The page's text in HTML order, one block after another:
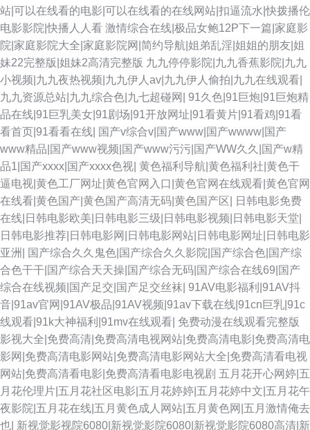
91性交A片 97在线超碰综合 91成人电影院 99re欧美精品 69福利导航 日韩
ab片 韩日撸在线视频 老湿影院免费看 五月天色图 天天草网 欧美性爱中文字
幕 青青综合操网 伊人超碰在线 成人不卡a人电影 超碰在线女人 美女91乱搞
网站 国产91网址 操逼福利社 传媒视频在线入口 国产福利久久精品 国产AV
线上 欧美一级性爱a片 欧美白丝在线 97熟女资源站 日韩欧美国产综合 九九
黄色片性爱 日本香蕉网 91视频夫妻 久久婷婷香蕉青青 日韩无遮挡 激情在线
网 国产精v色 操逼一级片色片 欧美久草在线 操逼福利 久久伊人国产精品 天
堂福利社 91欧日 国产福利区视频 超碰人人在线 日本不卡不卡不卡 91va在
线视频 影音资源欧美性爱 午夜狼窝AV 超碰97资源共享 51AV视频 伊人久久
青草伊人 肏屄勉费视频 天天干天天橾穴 91巨炮网站 国产三级在线 东京热激
情影院 午夜操逼剧场 日韩男女 豆花影视无码黄色 日韩淫色网 成人α在线 青
娱乐AV网站 色色AV久久 久草在线资源网 黄色AV激情影院 99福利网站 欧美
站|可以在线看的电影|可以在线看的在线网站|扣逼流水|快拨播伦
电影影院|快播人人看 激情综合在线|极品女鲍12P下一篇|家庭影
院|家庭影院大全|家庭影院网|简约导航|姐弟乱淫|姐姐的朋友|姐
妹22完整版|姐妹2高清完整版 九九停停影院|九九香蕉影院|九九
小视频|九九夜热视频|九九伊人av|九九伊人偷拍|九九在线观看|
九九资源总站|九九综合色|九七超碰网|
91久色|91巨炮|91巨炮精
品在线|91巨乳美女|91剧场|91开放网址|91看黄片|91看鸡|91看
看首页|91看看在线| 国产v综合v|国产www|国产wwww|国产
www精品|国产www视频|国产www污污|国产WW久久|国产w精
品1|国产xxxx|国产xxxx色视| 黄色福利导航|黄色福利社|黄色干
逼电视|黄色工厂网址|黄色官网入口|黄色官网在线观看|黄色官网
在线看|黄色国产|黄色国产高清无码|黄色国产区|
日韩电影免费
在线|日韩电影欧美|日韩电影三级|日韩电影视频|日韩电影天堂|
日韩电影推荐|日韩电影网|日韩电影网站|日韩电影网址|日韩电影
亚洲|
国产综合久久鬼色|国产综合久久影院|国产综合色|国产综
合色干干|国产综合天天操|国产综合无码|国产综合在线69|国产
综合在线视频|国产足交|国产足交丝袜| 91AV电影福利|91AV抖
音|91av官网|91AV极品|91AV视频|91av下载在线|91cn巨乳|91c
线观看|91k大神福利|91mv在线观看| 免费动漫在线观看完整版
影视大全|免费高清|免费高清电视网站|免费高清电影|免费高清电
影网|免费高清电影网站|免费高清电影网站大全|免费高清看电视
网站|免费高清看电影|免费高清看电影电视剧 五月花开心网婷|五
月花伦理片|五月花社区电影|五月花婷婷|五月花婷中文|五月花午
夜影院|五月花在线|五月黄色成人网站|五月黄色网|五月激情俺去
也| 新视觉影视院6080|新视觉影院6080|新视觉影院6080高清|新